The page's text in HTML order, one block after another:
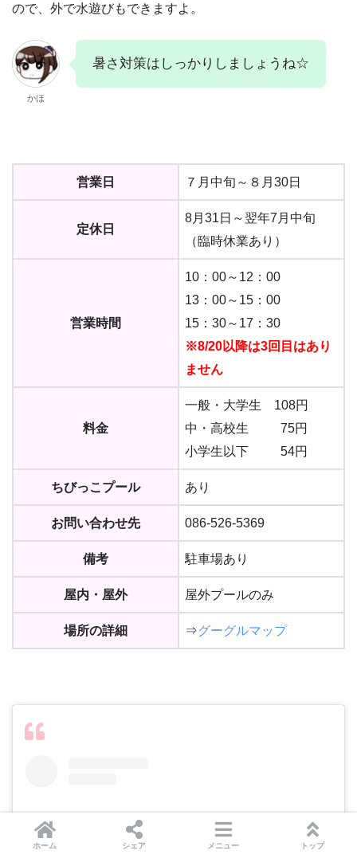
ので、外で水遊びもできますよ。
かほ
暑さ対策はしっかりしましょうね☆
営業日 ７月中旬～８月30日
定休日
8月31日～翌年7月中旬
（臨時休業あり）
営業時間
10：00～12：00
13：00～15：00
15：30～17：30
※8/20以降は3回目はあり
ません
料金
一般・大学生 108円
中・高校生 75円
小学生以下 54円
ちびっこプール あり
お問い合わせ先 086-526-5369
備考 駐車場あり
屋内・屋外 屋外プールのみ
場所の詳細 ⇒グーグルマップ
ホーム シェア メニュー トップ